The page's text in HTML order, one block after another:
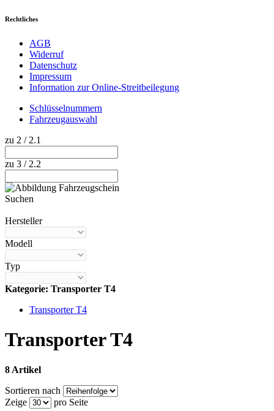
Rechtliches
AGB
Widerruf
Datenschutz
Impressum
Information zur Online-Streitbeilegung
Schlüsselnummern
Fahrzeugauswahl
zu 2 / 2.1
zu 3 / 2.2
Suchen
Hersteller
Modell
Typ
Kategorie: Transporter T4
Transporter T4
Transporter T4
8 Artikel
Sortieren nach
Zeige
pro Seite